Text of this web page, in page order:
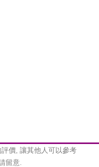
價, 讓其他人可以參考
留意.